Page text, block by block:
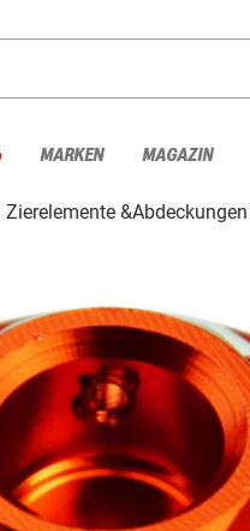
MARKEN MAGAZIN
Zierelemente &Abdeckungen